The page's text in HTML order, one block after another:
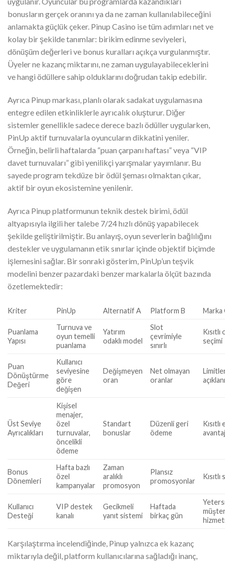
bonusların gerçek oranını ya da ne zaman kullanılabileceğini
anlamakta güçlük çeker. Pinup Casino ise tüm adımları net ve
kolay bir şekilde tanımlar: birikim edinme seviyeleri,
dönüşüm değerleri ve bonus kuralları açıkça vurgulanmıştır.
Üyeler ne kazanç miktarını, ne zaman uygulayabileceklerini
ve hangi ödüllere sahip olduklarını doğrudan takip edebilir.
Ayrıca Pinup markası, planlı olarak sadakat uygulamasına
entegre edilen etkinliklerle ayrıcalık oluşturur. Diğer
sistemler genellikle sadece derece bazlı ödüller uygularken,
PinUp aktif turnuvalarla oyuncuların dikkatini yeniler.
Örneğin, belirli haftalarda “puan çarpanı haftası” veya “VIP
davet turnuvaları” gibi yenilikçi yarışmalar yayımlanır. Bu
sayede program tekdüze bir ödül şeması olmaktan çıkar,
aktif bir oyun ekosistemine yenilenir.
Ayrıca Pinup platformunun teknik destek birimi, ödül
altyapısıyla ilgili her talebe 7/24 hızlı dönüş yapabilecek
şekilde geliştirilmiştir. Bu anlayış, oyun severlerin bağlılığını
destekler ve uygulamanın etik sınırlar içinde objektif biçimde
işlemesini sağlar. Bir sonraki gösterim, PinUp’un teşvik
modelini benzer pazardaki benzer markalarla ölçüt bazında
özetlemektedir:
Kriter PinUp Alternatif A Platform B Marka
Puanlama
Yapısı
Turnuva ve
oyun temelli
puanlama
Yatırım
odaklı model
Slot
çevrimiyle
sınırlı
seçimi
Puan
Dönüştürme
Değeri
Kullanıcı
seviyesine
göre
değişen
Değişmeyen
oran
Net olmayan
oranlar
Üst Seviye
Ayrıcalıkları
Kişisel
menajer,
özel
turnuvalar,
öncelikli
ödeme
Standart
bonuslar
Düzenli geri
ödeme
Bonus
Dönemleri
Hafta bazlı
özel
kampanyalar
Zaman
aralıklı
promosyon
Plansız
promosyonlar
Kısıtlı
Kullanıcı
Desteği
VIP destek
kanalı
Gecikmeli
yanıt sistemi
Haftada
birkaç gün
Karşılaştırma incelendiğinde, Pinup yalnızca ek kazanç
miktarıyla değil, platform kullanıcılarına sağladığı inanç,